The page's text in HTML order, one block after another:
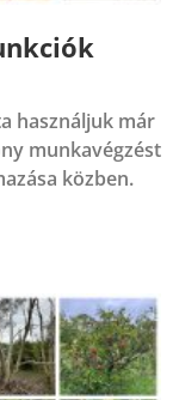
használjuk már
munkavégzést
közben.